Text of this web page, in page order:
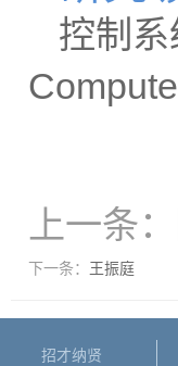
控制
上一条：
下一条： 王振庭
招才纳贤